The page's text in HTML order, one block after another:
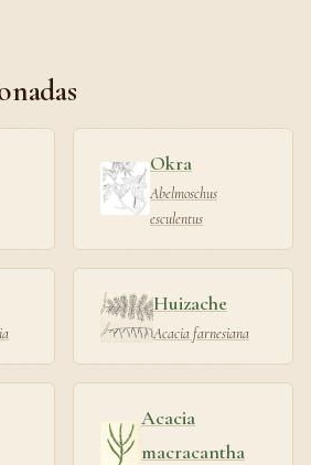
Okra
Abelmoschus
esculentus
Huizache
Acacia farnesiana
Acacia
macracantha